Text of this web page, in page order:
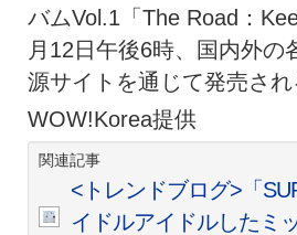
バムVol.1「The Road：
月12日午後6時、国内外の
源サイトを通じて発売され
WOW!Korea提供
関連記事
<トレンドブログ>「
イドルアイドルしたミ